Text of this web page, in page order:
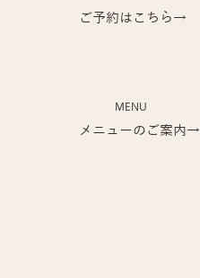
​ご予約はこちら→
​メニューのご案内→
MENU